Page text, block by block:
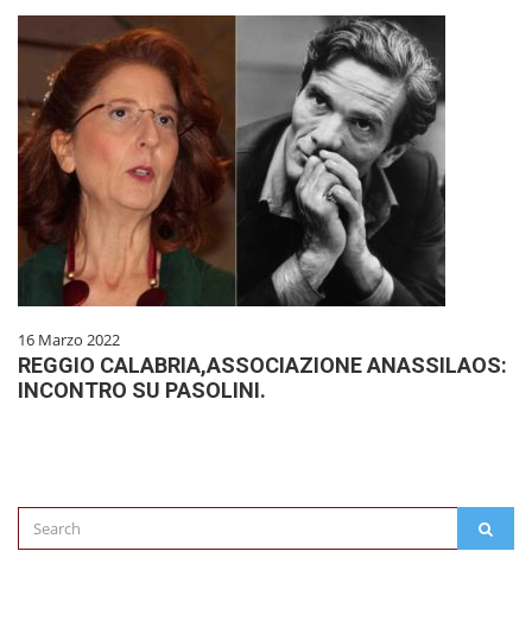
16 Marzo 2022
REGGIO CALABRIA,ASSOCIAZIONE ANASSILAOS:
INCONTRO SU PASOLINI.
Search
for: